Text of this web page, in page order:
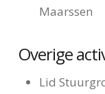
Maarssen
Overige
Lid